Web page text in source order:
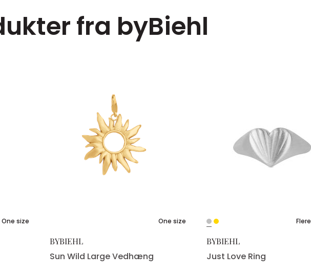
fra byBiehl
One size One size
BYBIEHL
Sun Wild Large Vedhæng
BYBIEHL
Just Love Ring